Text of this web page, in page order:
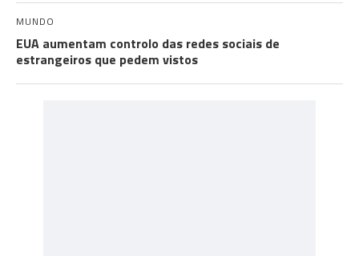
MUNDO
EUA aumentam controlo das redes sociais de
estrangeiros que pedem vistos